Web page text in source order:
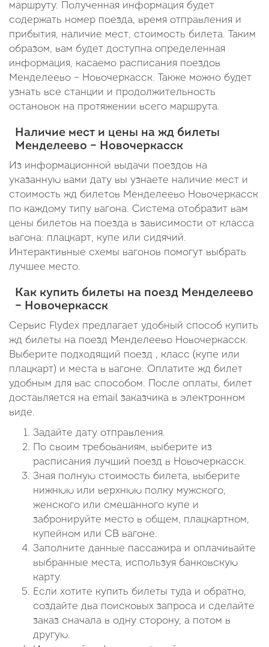
часа
46
минут
маршруту. Полученная информация будет
содержать номер поезда, время отправления и
прибытия, наличие мест, стоимость билета. Таким
образом, вам будет доступна определенная
информация, касаемо расписания поездов
Менделеево – Новочеркасск. Также можно будет
узнать все станции и продолжительность
остановок на протяжении всего маршрута.
Наличие мест и цены на жд билеты
Менделеево – Новочеркасск
Из информационной выдачи поездов на
указанную вами дату вы узнаете наличие мест и
стоимость жд билетов Менделеево Новочеркасск
по каждому типу вагона. Система отобразит вам
цены билетов на поезда в зависимости от класса
вагона: плацкарт, купе или сидячий.
Интерактивные схемы вагонов помогут выбрать
лучшее место.
Как купить билеты на поезд Менделеево
– Новочеркасск
Сервис Flydex предлагает удобный способ купить
жд билеты на поезд Менделеево Новочеркасск.
Выберите подходящий поезд , класс (купе или
плацкарт) и места в вагоне. Оплатите жд билет
удобным для вас способом. После оплаты, билет
доставляется на email заказчика в электронном
виде.
Задайте дату отправления.
По своим требованиям, выберите из
расписания лучший поезд в Новочеркасск.
Зная полную стоимость билета, выберите
нижнюю или верхнюю полку мужского,
женского или смешанного купе и
забронируйте место в общем, плацкартном,
купейном или СВ вагоне.
Заполните данные пассажира и оплачивайте
выбранные места, используя банковскую
карту.
Если хотите купить билеты туда и обратно,
создайте два поисковых запроса и сделайте
заказ сначала в одну сторону, а потом в
другую.